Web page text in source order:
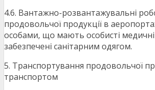
4.6. Вантажно-розвантажувальні
продовольчої продукції в
особами, що мають особисті
забезпечені санітарним одягом.
5. Транспортування продовольчої
транспортом